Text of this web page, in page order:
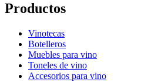
Productos
Vinotecas
Botelleros
Muebles para vino
Toneles de vino
Accesorios para vino